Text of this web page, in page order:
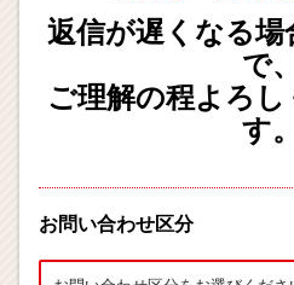
返信が遅くなる
で、
ご理解の程よろし
す。
お問い合わせ区分